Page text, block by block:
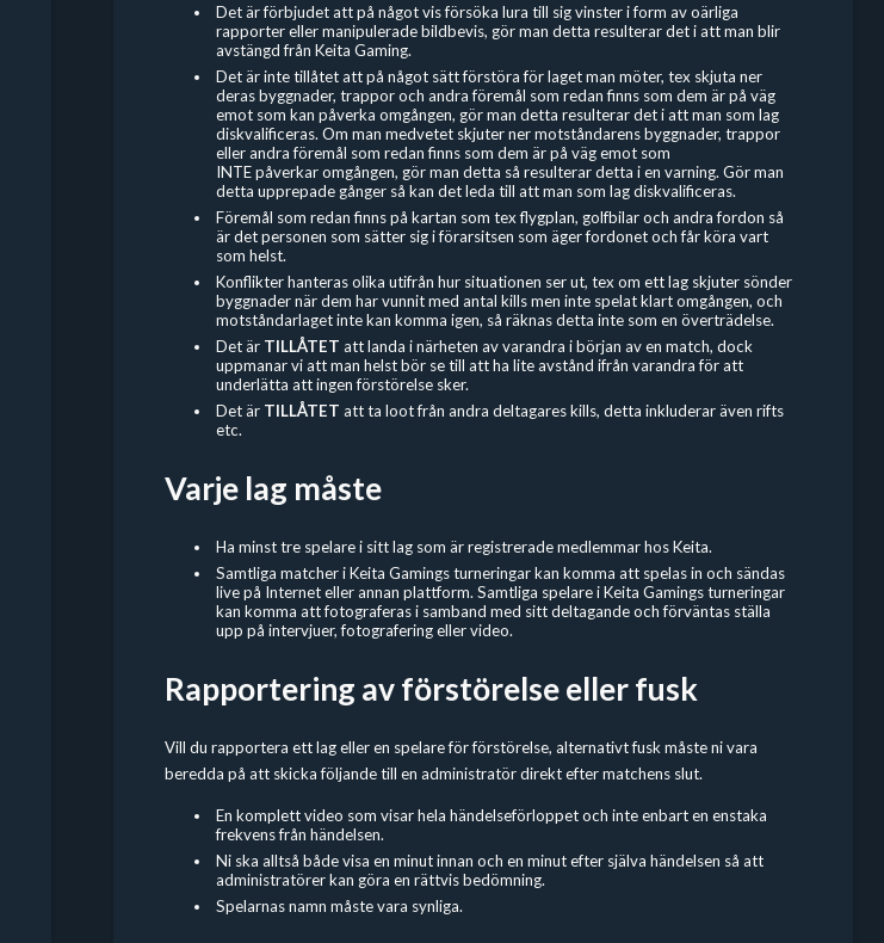
Det är förbjudetatt på något vis försöka lura till sig vinster i form av oärliga
rapporter eller manipulerade bildbevis, gör man detta resulterar det i att man blir
avstängd från Keita Gaming.
Det är inte tillåtet att på något sätt förstöra för laget man möter, tex skjuta ner
deras byggnader, trappor och andra föremål som redan finns som dem är på väg
emot som kan påverka omgången, gör man detta resulterar det i att man som lag
diskvalificeras. Om man medvetet skjuter ner motståndarens byggnader, trappor
eller andra föremål som redan finns som dem är på väg emot som
INTE påverkar omgången, gör man detta så resulterar detta i en varning. Gör man
detta upprepade gånger så kan det leda till att man som lag diskvalificeras.
Föremål som redan finns på kartan som tex flygplan, golfbilar och andra fordon så
är det personen som sätter sig i förarsitsen som äger fordonet och får köra vart
som helst.
Konflikter hanteras olika utifrån hur situationen ser ut, tex om ett lag skjuter sönder
byggnader när dem har vunnit med antal kills men inte spelat klart omgången, och
motståndarlaget inte kan komma igen, så räknas detta inte som en överträdelse.
Det är TILLÅTET att landa i närheten av varandra i början av en match, dock
uppmanar vi att man helst bör se till att ha lite avstånd ifrån varandra för att
underlätta att ingen förstörelse sker.
Det är TILLÅTET att ta loot från andra deltagares kills, detta inkluderar även rifts
etc.
Varje lag måste
Ha minst tre spelare i sitt lag som är registrerade medlemmar hos Keita.
Samtliga matcher i Keita Gamings turneringar kan komma att spelas in och sändas
live på Internet eller annan plattform. Samtliga spelare i Keita Gamings turneringar
kan komma att fotograferas i samband med sitt deltagande och förväntas ställa
upp på intervjuer, fotografering eller video.
Rapportering av förstörelse eller fusk
Vill du rapportera ett lag eller en spelare för förstörelse, alternativt fusk måste ni vara
beredda på att skicka följande till en administratör direkt efter matchens slut.
En komplett video som visar hela händelseförloppet och inte enbart en enstaka
frekvens från händelsen.
Ni ska alltså både visa en minut innan och en minut efter själva händelsen så att
administratörer kan göra en rättvis bedömning.
Spelarnas namn måste vara synliga.